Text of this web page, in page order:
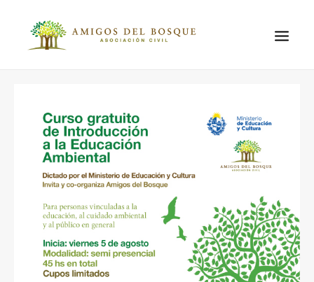
SOMOS
EL LUGAR
EL PROBLEMA
AMBIENTAL
PROYECTOS
ACTIVIDADES
CONTACTO